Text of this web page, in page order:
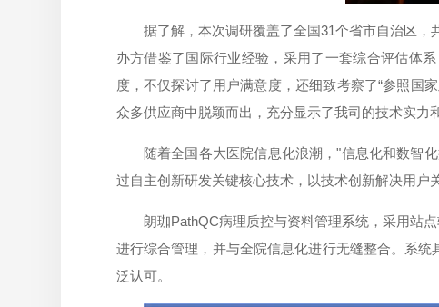
据了解，本次调研覆盖了全国31个省市自治区
办方借鉴了国际行业经验，采用了一套综合评估体
度，不仅探讨了用户满意度，还细致考察了“参照国
众多供应商中脱颖而出，充分显示了我司的技术实力
随着全国各大医院信息化浪潮，"信息化和数智
过自主创新研发关键核心技术，以技术创新解决用户
朗珈PathQC病理质控与资料管理系统，采用站
进行综合管理，并与全院信息化进行无缝整合。系
泛认可。